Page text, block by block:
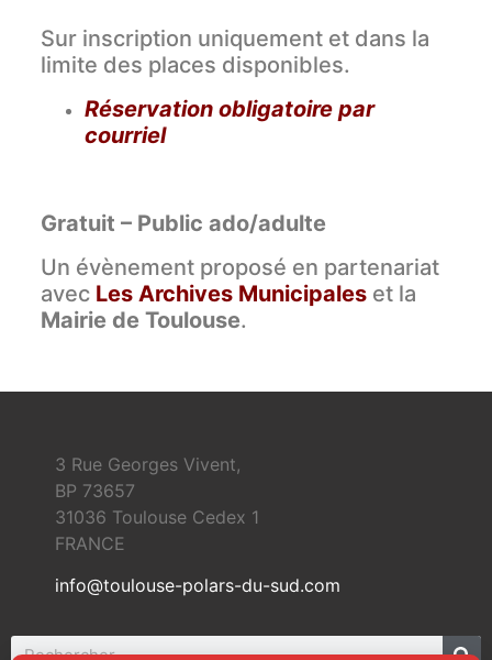
Sur inscription uniquement et dans la
limite des places disponibles.
Réservation obligatoire par
courriel
Gratuit – Public ado/adulte
Un évènement proposé en partenariat
avec Les Archives Municipales et la
Mairie de Toulouse.
3 Rue Georges Vivent,
BP 73657
31036 Toulouse Cedex 1
FRANCE
info@toulouse-polars-du-sud.com